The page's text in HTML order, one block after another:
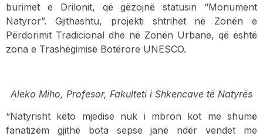
burimet e Drilonit, që gëzojnë statusin “Monument
Natyror”. Gjithashtu, projekti shtrihet në Zonën e
Përdorimit Tradicional dhe në Zonën Urbane, që është
zona e Trashëgimisë Botërore UNESCO.
Aleko Miho, Profesor, Fakulteti i Shkencave të Natyrës
“Natyrisht këto mjedise nuk i mbron kot me shumë
fanatizëm gjithë bota sepse janë ndër vendet me